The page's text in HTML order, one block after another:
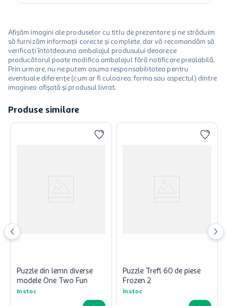
Afișăm imagini ale produselor cu titlu de prezentare și ne străduim
să furnizăm informații corecte și complete, dar vă recomandăm să
verificați întotdeauna ambalajul produsului deoarece
producătorul poate modifica ambalajul fără notificare prealabilă.
Prin urmare, nu ne putem asuma responsabilitatea pentru
eventuale diferențe (cum ar fi culoarea, forma sau aspectul) dintre
imaginea afișată și produsul livrat.
Produse similare
Puzzle din lemn diverse
modele One Two Fun
In stoc
Puzzle Trefl 60 de piese
Frozen 2
In stoc